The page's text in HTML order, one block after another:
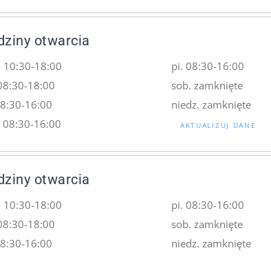
otwarcia
10:30-18:00
18:00
16:00
08:30-16:00
pi. 08:30-16:00
sob. zamknięte
niedz. zamknięte
AKTUALIZUJ DANE
otwarcia
10:30-18:00
18:00
16:00
pi. 08:30-16:00
sob. zamknięte
niedz. zamknięte